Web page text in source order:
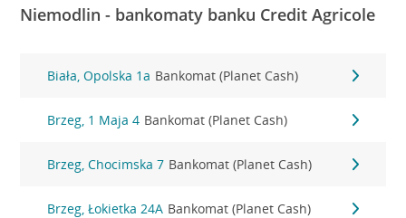
Niemodlin - bankomaty banku Credit Agricole
Biała, Opolska 1a Bankomat (Planet Cash)
Brzeg, 1 Maja 4 Bankomat (Planet Cash)
Brzeg, Chocimska 7 Bankomat (Planet Cash)
Brzeg, Łokietka 24A Bankomat (Planet Cash)